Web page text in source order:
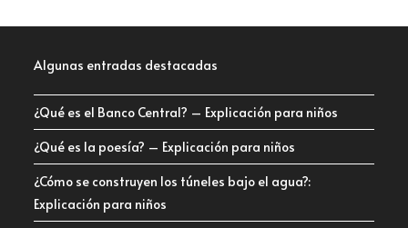
Algunas entradas destacadas
¿Qué es el Banco Central? – Explicación para niños
¿Qué es la poesía? – Explicación para niños
¿Cómo se construyen los túneles bajo el agua?:
Explicación para niños